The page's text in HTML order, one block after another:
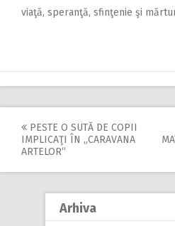
viaţă, speranţă, sfinţenie şi
Post
navigation
PESTE O SUTĂ DE COPII
IMPLICAŢI ÎN „CARAVANA
ARTELOR“
Arhiva